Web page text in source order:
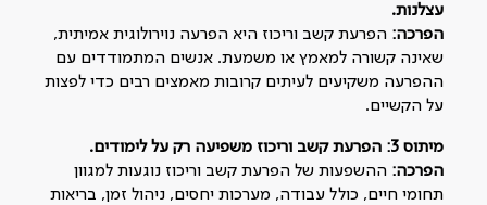
עצלנות.
הפרכה: הפרעת קשב וריכוז היא הפרעה נוירולוגית אמיתית,
שאינה קשורה למאמץ או משמעת. אנשים המתמודדים עם
ההפרעה משקיעים לעיתים קרובות מאמצים רבים כדי לפצות
על הקשיים.
מיתוס 3: הפרעת קשב וריכוז משפיעה רק על לימודים
.
הפרכה: ההשפעות של הפרעת קשב וריכוז נוגעות למגוון
תחומי חיים, כולל עבודה, מערכות יחסים, ניהול זמן, בריאות